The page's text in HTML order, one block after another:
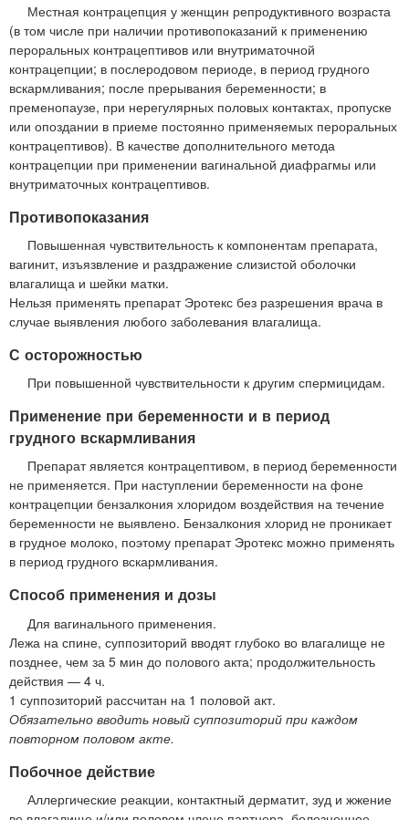
Местная контрацепция у женщин репродуктивного возраста
(в том числе при наличии противопоказаний к применению
пероральных контрацептивов или внутриматочной
контрацепции; в послеродовом периоде, в период грудного
вскармливания; после прерывания беременности; в
пременопаузе, при нерегулярных половых контактах, пропуске
или опоздании в приеме постоянно применяемых пероральных
контрацептивов). В качестве дополнительного метода
контрацепции при применении вагинальной диафрагмы или
внутриматочных контрацептивов.
Противопоказания
Повышенная чувствительность к компонентам препарата,
вагинит, изъязвление и раздражение слизистой оболочки
влагалища и шейки матки.
Нельзя применять препарат Эротекс без разрешения врача в
случае выявления любого заболевания влагалища.
С осторожностью
При повышенной чувствительности к другим спермицидам.
Применение при беременности и в период
грудного вскармливания
Препарат является контрацептивом, в период беременности
не применяется. При наступлении беременности на фоне
контрацепции бензалкония хлоридом воздействия на течение
беременности не выявлено. Бензалкония хлорид не проникает
в грудное молоко, поэтому препарат Эротекс можно применять
в период грудного вскармливания.
Способ применения и дозы
Для вагинального применения.
Лежа на спине, суппозиторий вводят глубоко во влагалище не
позднее, чем за 5 мин до полового акта; продолжительность
действия — 4 ч.
1 суппозиторий рассчитан на 1 половой акт.
Обязательно вводить новый суппозиторий при каждом
повторном половом акте.
Побочное действие
Аллергические реакции, контактный дерматит, зуд и жжение